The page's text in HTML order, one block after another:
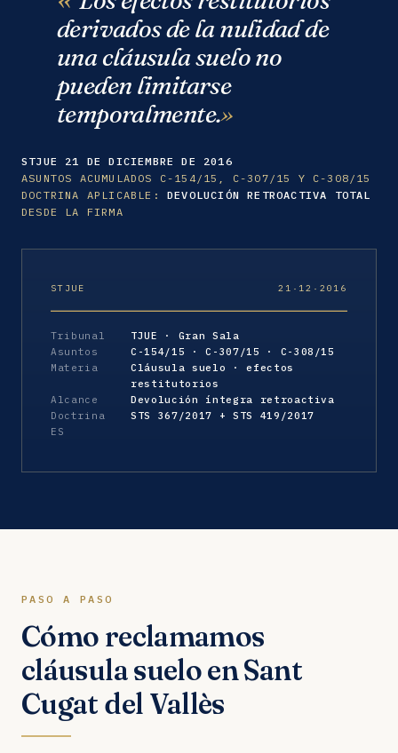
derivados de la nulidad de
una cláusula suelo no
pueden limitarse
temporalmente.
STJUE 21 DE DICIEMBRE DE 2016
ASUNTOS ACUMULADOS C-154/15, C-307/15 Y C-308/15
DOCTRINA APLICABLE: DEVOLUCIÓN RETROACTIVA TOTAL
DESDE LA FIRMA
STJUE 21·12·2016
Tribunal
TJUE · Gran Sala
Asuntos
C-154/15 · C-307/15 · C-308/15
Materia
Cláusula suelo · efectos
restitutorios
Alcance
Devolución íntegra retroactiva
Doctrina
ES
STS 367/2017 + STS 419/2017
PASO A PASO
Cómo reclamamos
cláusula suelo en Sant
Cugat del Vallès